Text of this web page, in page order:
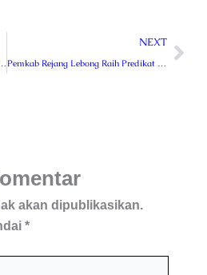
Bimtek Pendalaman Tugas Dewan di Jakarta
NEXT
Pemkab Rejang Lebong Raih Predikat Zona Hijau Pelayanan Publik dari Ombudsman RI
Next
akan dipublikasikan.
*